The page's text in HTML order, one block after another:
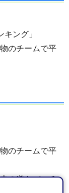
ング」
のチームで平
のチームで平
の道をバーチ